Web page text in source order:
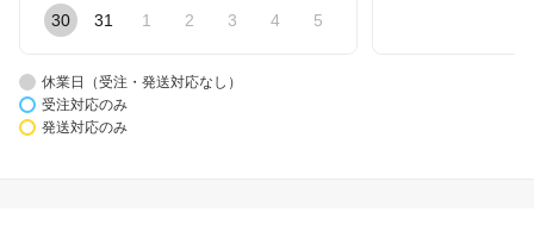
30 31 1 2 3 4 5
休業日（受注・発送対応なし）
受注対応のみ
発送対応のみ